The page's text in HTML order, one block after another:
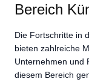
Bereich
Die Fortschritte in
bieten zahlreiche
Unternehmen und
diesem Bereich